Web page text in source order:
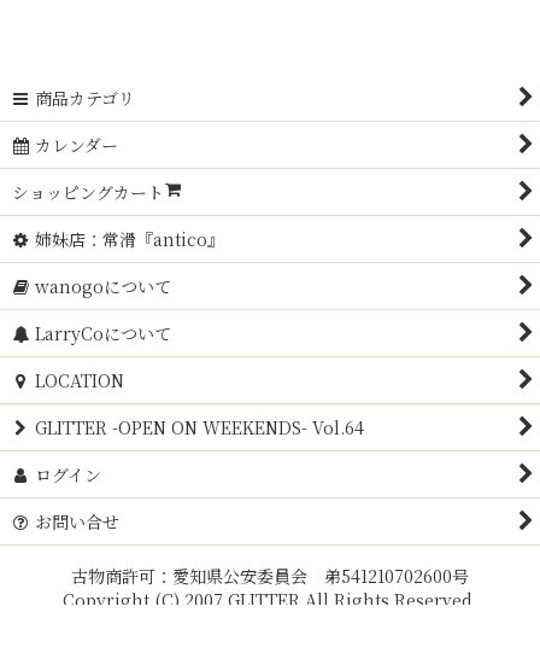
商品カテゴリ
カレンダー
ショッピングカート
姉妹店：常滑『antico』
wanogoについて
LarryCoについて
LOCATION
GLITTER -OPEN ON WEEKENDS- Vol.64
ログイン
お問い合せ
古物商許可：愛知県公安委員会 弟541210702600号
Copyright (C) 2007 GLITTER All Rights Reserved.